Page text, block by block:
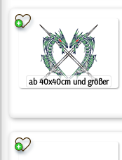
ab 40x40cm und größer